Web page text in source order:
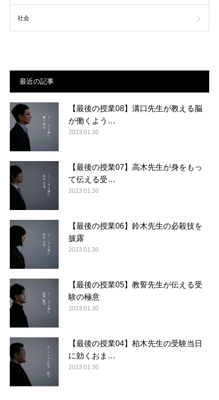
社会
最近の記事
【最後の授業08】溝口先生が教える脳
が働くよう…
2023.01.30
【最後の授業07】高木先生が身をもっ
て伝える受…
2023.01.30
【最後の授業06】鈴木先生の必殺技を
披露
2023.01.30
【最後の授業05】教誓先生が伝える受
験の極意
2023.01.30
【最後の授業04】柏木先生の受験当日
に効くおま…
2023.01.30